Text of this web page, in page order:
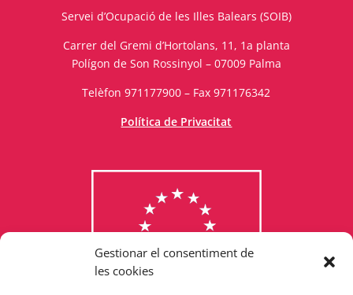
Gestionar el consentiment de
les cookies
Servei d’Ocupació de les Illes Balears (SOIB)
Carrer del Gremi d’Hortolans, 11, 1a planta
Polígon de Son Rossinyol – 07009 Palma
Telèfon 971177900 – Fax 971176342
Política de Privacitat